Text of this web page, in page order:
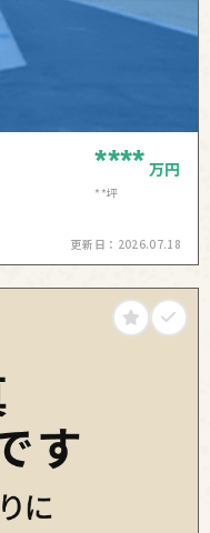
**** 万円
**坪
更新日： 2026.07.18